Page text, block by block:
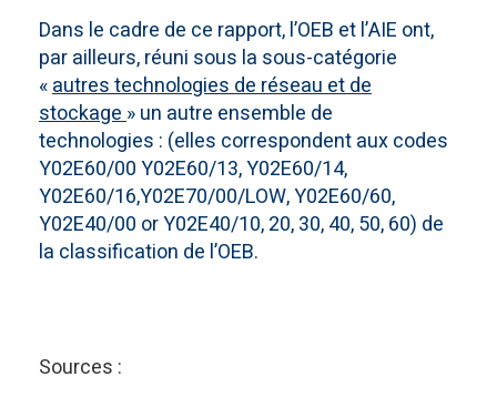
Dans le cadre de ce rapport, l’OEB et l’AIE ont,
par ailleurs, réuni sous la sous-catégorie
«autres technologies de réseau et de
stockage» un autre ensemble de
technologies : (elles correspondent aux codes
Y02E60/00 Y02E60/13, Y02E60/14,
Y02E60/16,Y02E70/00/LOW, Y02E60/60,
Y02E40/00 or Y02E40/10, 20, 30, 40, 50, 60) de
la classification de l’OEB.
Sources :